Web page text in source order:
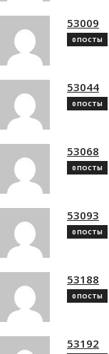
53009
0 ПОСТЫ
53044
0 ПОСТЫ
53068
0 ПОСТЫ
53093
0 ПОСТЫ
53188
0 ПОСТЫ
53192